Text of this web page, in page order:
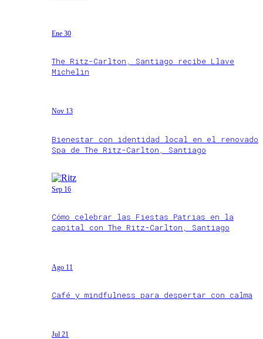
Ene 30
The Ritz-Carlton, Santiago recibe Llave
Michelin
Nov 13
Bienestar con identidad local en el renovado
Spa de The Ritz-Carlton, Santiago
Sep 16
Cómo celebrar las Fiestas Patrias en la
capital con The Ritz-Carlton, Santiago
Ago 11
Café y mindfulness para despertar con calma
Jul 21